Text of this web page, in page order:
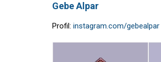
Gebe Alpar
Profil: instagram.com/gebealpar